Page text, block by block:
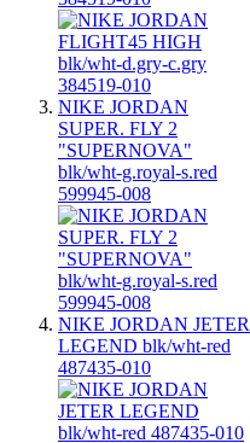
NIKE JORDAN
SUPER. FLY 2
"SUPERNOVA"
blk/wht-g.royal-s.red
599945-008
NIKE JORDAN JETER
LEGEND blk/wht-red
487435-010